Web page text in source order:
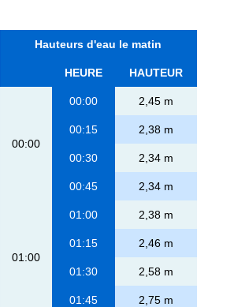
Hauteurs d'eau le matin
HEURE HAUTEUR
00:00
00:00 2,45 m
00:15 2,38 m
00:30 2,34 m
00:45 2,34 m
01:00
01:00 2,38 m
01:15 2,46 m
01:30 2,58 m
01:45 2,75 m